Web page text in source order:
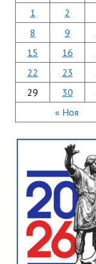
« Ноя
1 2
8
9
15
16
22
23
29
30